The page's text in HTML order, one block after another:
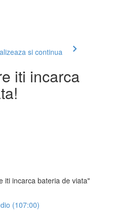
si continua
iti incarca
iti incarca bateria de viata"
(107:00)